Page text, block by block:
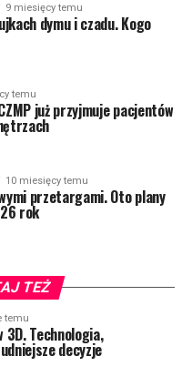
9 miesięcy temu
dymu i czadu. Kogo
temu
już przyjmuje pacjentów
10 miesięcy temu
przetargami. Oto plany
rok
TEŻ
temu
Technologia,
decyzje